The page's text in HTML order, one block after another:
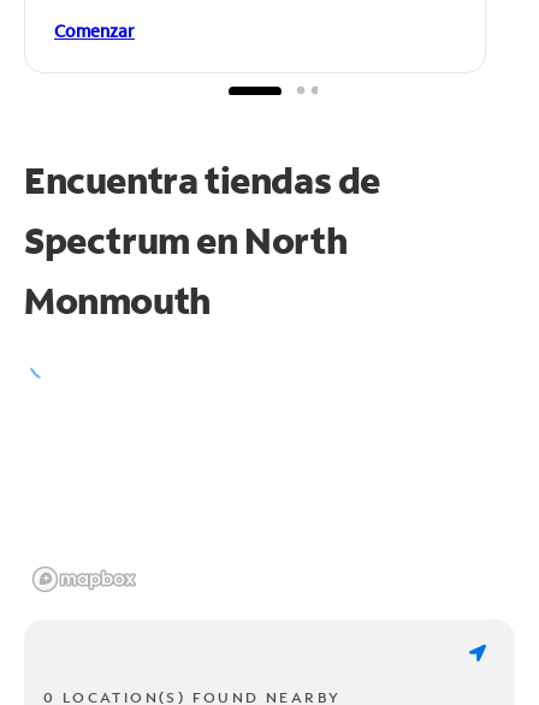
Comenzar
Encuentra tiendas de
Spectrum en North
Monmouth
0 LOCATION(S) FOUND NEARBY